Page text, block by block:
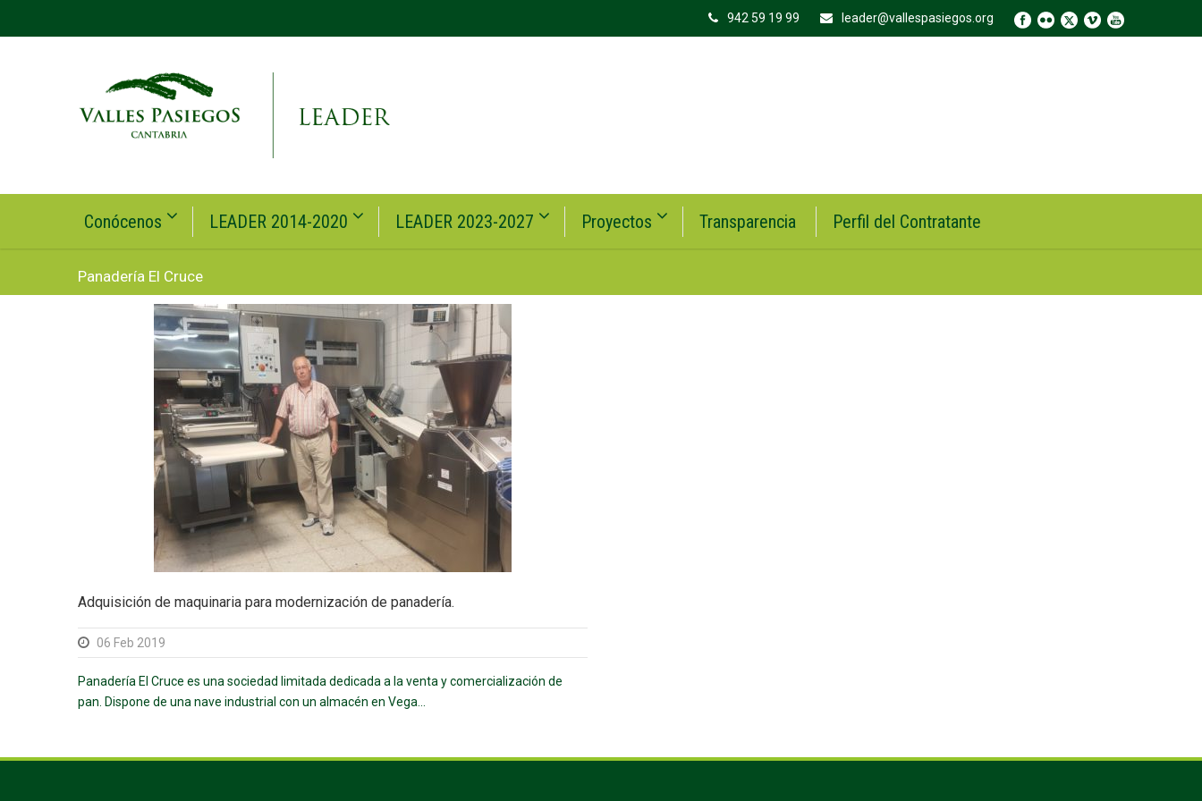
942 59 19 99 leader@vallespasiegos.org
Conócenos LEADER 2014-2020 LEADER 2023-2027 Proyectos Transparencia Perfil del Contratante
Panadería El Cruce
Adquisición de maquinaria para modernización de panadería.
06 Feb 2019
Panadería El Cruce es una sociedad limitada dedicada a la venta y comercialización de
pan. Dispone de una nave industrial con un almacén en Vega...